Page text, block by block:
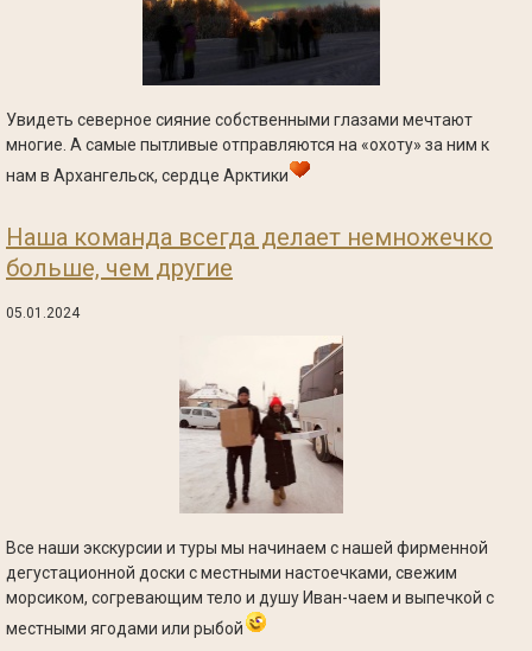
Увидеть северное сияние собственными глазами мечтают
многие. А самые пытливые отправляются на «охоту» за ним к
нам в Архангельск, сердце Арктики
Наша команда всегда делает немножечко
больше, чем другие
05.01.2024
Все наши экскурсии и туры мы начинаем с нашей фирменной
дегустационной доски с местными настоечками, свежим
морсиком, согревающим тело и душу Иван-чаем и выпечкой с
местными ягодами или рыбой